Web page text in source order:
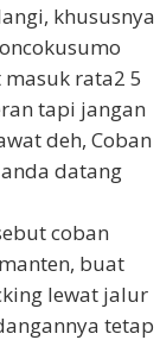
khususnya
rata2 5
tapi jangan
deh, Coban
datang
coban
buat
lewat jalur
tetap